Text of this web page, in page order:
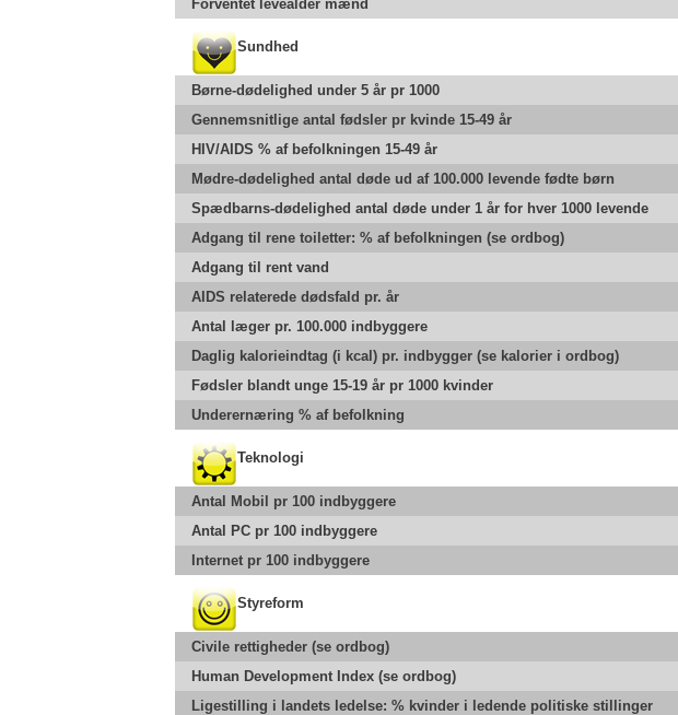
Forventet levealder mænd
Sundhed
Børne-dødelighed under 5 år pr 1000
Gennemsnitlige antal fødsler pr kvinde 15-49 år
HIV/AIDS % af befolkningen 15-49 år
Mødre-dødelighed antal døde ud af 100.000 levende fødte børn
Spædbarns-dødelighed antal døde under 1 år for hver 1000 levende
Adgang til rene toiletter: % af befolkningen (se ordbog)
Adgang til rent vand
AIDS relaterede dødsfald pr. år
Antal læger pr. 100.000 indbyggere
Daglig kalorieindtag (i kcal) pr. indbygger (se kalorier i ordbog)
Fødsler blandt unge 15-19 år pr 1000 kvinder
Underernæring % af befolkning
Teknologi
Antal Mobil pr 100 indbyggere
Antal PC pr 100 indbyggere
Internet pr 100 indbyggere
Styreform
Civile rettigheder (se ordbog)
Human Development Index (se ordbog)
Ligestilling i landets ledelse: % kvinder i ledende politiske stillinger